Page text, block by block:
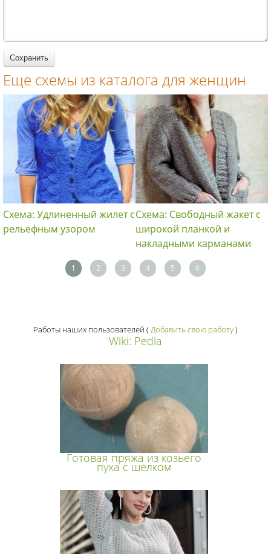
Еще схемы из каталога для женщин
Схема: Удлиненный жилет с
рельефным узором
Схема: Свободный жакет с
широкой планкой и
накладными карманами
1 2 3 4 5 6
Работы наших пользователей ( Добавить свою работу)
Wiki: Pedia
Готовая пряжа из козьего
пуха с шелком